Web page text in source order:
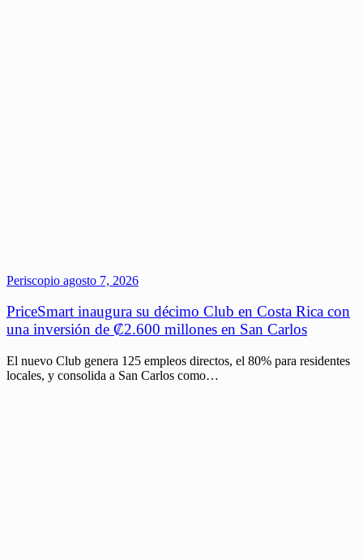
Periscopio agosto 7, 2026
PriceSmart inaugura su décimo Club en Costa Rica con
una inversión de ₡2.600 millones en San Carlos
El nuevo Club genera 125 empleos directos, el 80% para residentes
locales, y consolida a San Carlos como…